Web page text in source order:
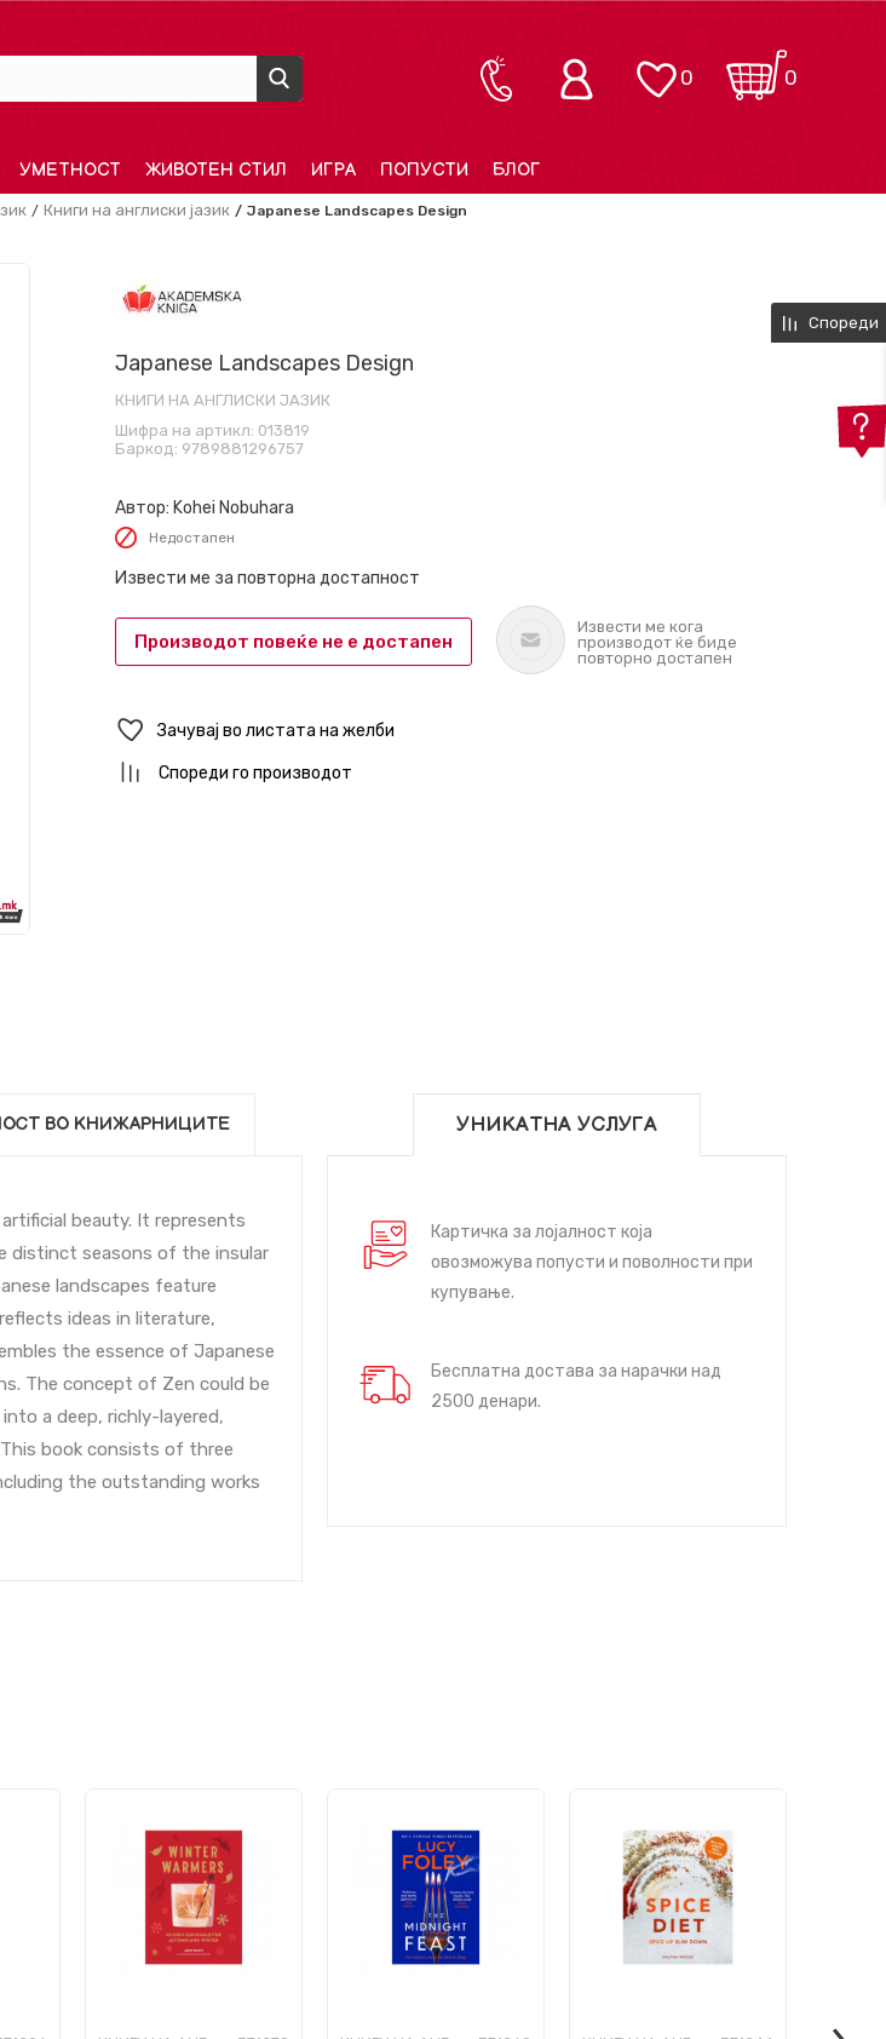
0
0
УМЕТНОСТ ЖИВОТЕН СТИЛ ИГРА ПОПУСТИ БЛОГ
Книги на англиски јазик Japanese Landscapes Design
Japanese Landscapes Design
КНИГИ НА АНГЛИСКИ ЈАЗИК
Шифра на артикл: 013819
Баркод: 9789881296757
Автор: Kohei Nobuhara
Недостапен
Извести ме за повторна достапност
Производот повеќе не е достапен
Извести ме кога
производот ќе биде
повторно достапен
Зачувај во листата на желби
Спореди го производот
ВО КНИЖАРНИЦИТЕ
beauty. It represents
distinct seasons of the insular
landscapes feature
ideas in literature,
the essence of Japanese
The concept of Zen could be
a deep, richly-layered,
book consists of three
the outstanding works
УНИКАТНА УСЛУГА
Картичка за лојалност која
овозможува попусти и поволности при
купување.
Бесплатна достава за нарачки над
2500 денари.
Спореди